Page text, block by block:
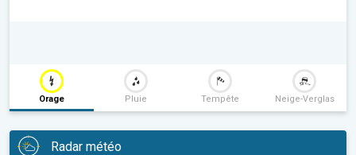
Orage Pluie Tempête Neige-Verglas
Radar météo